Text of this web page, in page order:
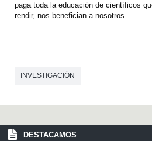
paga toda la educación de científicos
rendir, nos benefician a nosotros.
INVESTIGACIÓN
DESTACAMOS